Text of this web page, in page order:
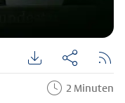
2 Minuten